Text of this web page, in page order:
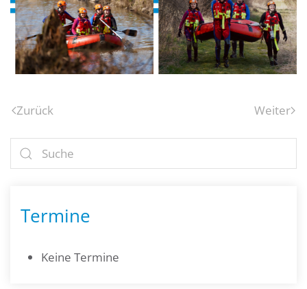
Zurück Weiter
Termine
Keine Termine